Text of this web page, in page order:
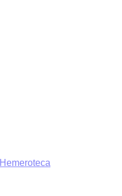
Hemeroteca